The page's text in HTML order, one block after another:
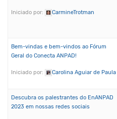
Iniciado por: CarmineTrotman
Bem-vindas e bem-vindos ao Fórum
Geral do Conecta ANPAD!
Iniciado por: Carolina Aguiar de Paula
Descubra os palestrantes do EnANPAD
2023 em nossas redes sociais